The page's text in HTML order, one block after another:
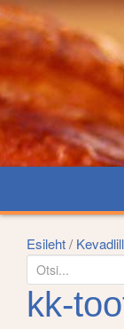
Esileht/ Kevadlill
e
a
kk-